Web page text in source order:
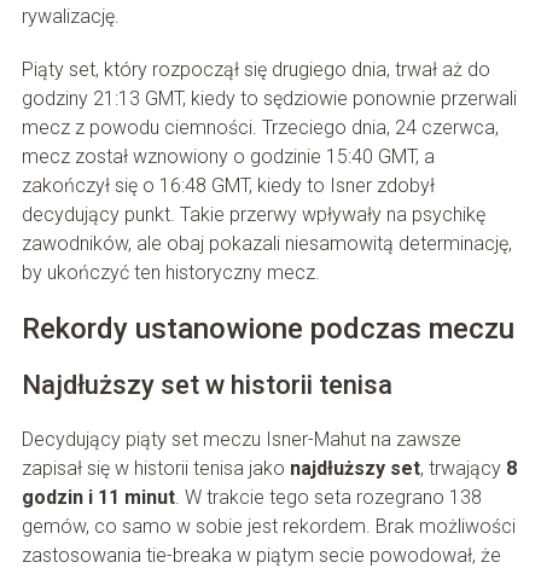
rywalizację.
Piąty set, który rozpoczął się drugiego dnia, trwał aż do
godziny 21:13 GMT, kiedy to sędziowie ponownie przerwali
mecz z powodu ciemności. Trzeciego dnia, 24 czerwca,
mecz został wznowiony o godzinie 15:40 GMT, a
zakończył się o 16:48 GMT, kiedy to Isner zdobył
decydujący punkt. Takie przerwy wpływały na psychikę
zawodników, ale obaj pokazali niesamowitą determinację,
by ukończyć ten historyczny mecz.
Rekordy ustanowione podczas meczu
Najdłuższy set w historii tenisa
Decydujący piąty set meczu Isner-Mahut na zawsze
zapisał się w historii tenisa jako najdłuższy set, trwający 8
godzin i 11 minut. W trakcie tego seta rozegrano 138
gemów, co samo w sobie jest rekordem. Brak możliwości
zastosowania tie-breaka w piątym secie powodował, że